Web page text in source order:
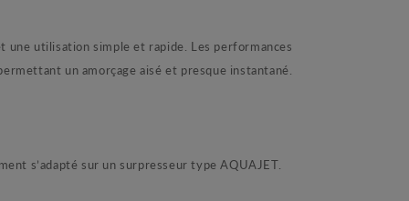
utilisation simple et rapide. Les performances
un amorçage aisé et presque instantané.
s’adapté sur un surpresseur type AQUAJET.